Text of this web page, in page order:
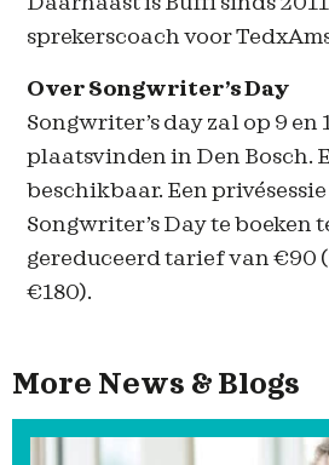
sprekerscoach voor
Over Songwriter’s Day
Songwriter’s day zal op 9 en
plaatsvinden in Den Bosch.
beschikbaar. Een
Songwriter’s Day te boeken
gereduceerd tarief van €90
€180).
More News & Blogs